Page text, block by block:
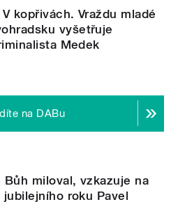
kopřivách. Vraždu mladé
vyšetřuje
Medek
na DABu
Bůh miloval, vzkazuje na
roku Pavel